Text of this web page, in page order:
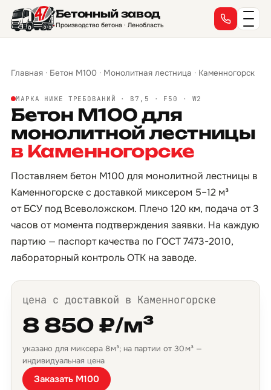
Бетонный завод
Производство бетона · Ленобласть
Главная · Бетон М100 · Монолитная лестница · Каменногорск
МАРКА НИЖЕ ТРЕБОВАНИЙ · B7,5 · F50 · W2
Бетон М100 для
монолитной лестницы
в Каменногорске
Поставляем бетон М100 для монолитной лестницы в
Каменногорске с доставкой миксером 5–12 м³
от БСУ под Всеволожском. Плечо 120 км, подача от 3
часов от момента подтверждения заявки. На каждую
партию — паспорт качества по ГОСТ 7473-2010,
лабораторный контроль ОТК на заводе.
цена с доставкой в Каменногорске
8 850 ₽/м³
указано для миксера 8 м³; на партии от 30 м³ —
индивидуальная цена
Заказать М100